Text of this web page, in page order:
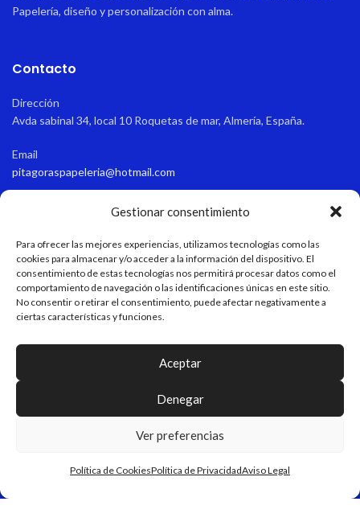
Gestionar consentimiento
Para ofrecer las mejores experiencias, utilizamos tecnologías como las
cookies para almacenar y/o acceder a la información del dispositivo. El
consentimiento de estas tecnologías nos permitirá procesar datos como el
comportamiento de navegación o las identificaciones únicas en este sitio.
No consentir o retirar el consentimiento, puede afectar negativamente a
ciertas características y funciones.
Aceptar
Denegar
Ver preferencias
Política de CookiesPolítica de PrivacidadAviso Legal
Papelería, diseño y personalización con alma.
Contacto
Dirección
Avda sabinal 34, local 10 Roquetas de mar, Almería, España.
Email
pitagoraspapeleria@hotmail.com
Horario de apertura
Verano: 9:15-13:45/17:00-21:00 Invierno: 9:15-13:45/16:30-20:30
MAPA WEB
Pitágoras - Papelería & Regalos PersonalizadosDISEÑO Y DESARROLLO WEB